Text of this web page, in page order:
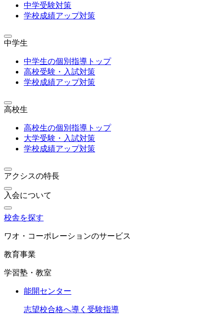
中学受験対策
学校成績アップ対策
中学生
中学生の個別指導トップ
高校受験・入試対策
学校成績アップ対策
高校生
高校生の個別指導トップ
大学受験・入試対策
学校成績アップ対策
アクシスの特長
入会について
校舎を探す
ワオ・コーポレーションのサービス
教育事業
学習塾・教室
能開センター
志望校合格へ導く受験指導